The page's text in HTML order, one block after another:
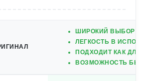
ШИРОКИЙ ВЫБОР
ЛЕГКОСТЬ В
ПОДХОДИТ КАК
ВОЗМОЖНОСТЬ